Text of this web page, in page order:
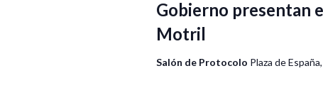
Gobierno presentan
Motril
Salón de Protocolo Plaza de